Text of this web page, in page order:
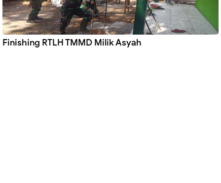
Finishing RTLH TMMD Milik Asyah